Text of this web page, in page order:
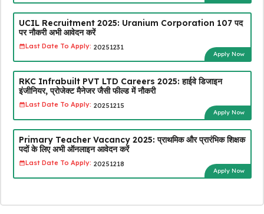
UCIL Recruitment 2025: Uranium Corporation 107 पद
पर नौकरी अभी आवेदन करें
Last Date To Apply: 20251231
Apply Now
RKC Infrabuilt PVT LTD Careers 2025: हाईवे डिजाइन
इंजीनियर, प्रोजेक्ट मैनेजर जैसी फील्ड में नौकरी
Last Date To Apply: 20251215
Apply Now
Primary Teacher Vacancy 2025: प्राथमिक और प्रारंभिक शिक्षक
पदों के लिए अभी ऑनलाइन आवेदन करें
Last Date To Apply: 20251218
Apply Now